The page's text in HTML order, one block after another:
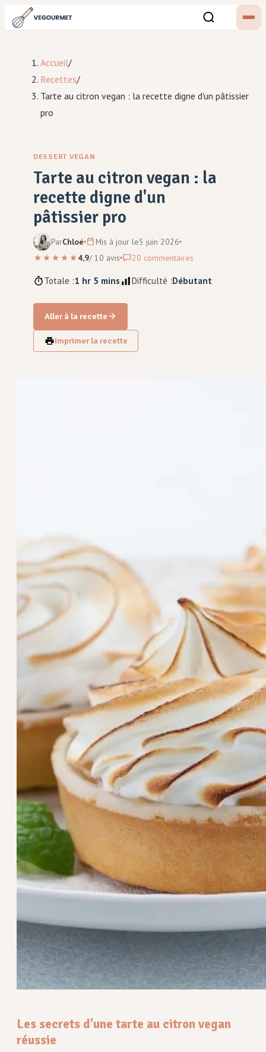
Accueil/
Recettes/
Tarte au citron vegan : la recette digne d'un pâtissier
pro
DESSERT VEGAN
Tarte au citron vegan : la
recette digne d'un
pâtissier pro
ParChloé Mis à jour le5 juin 2026
4,9/ 10 avis 20 commentaires
Totale :1 hr 5 mins Difficulté :Débutant
Aller à la recette
Imprimer la recette
Les secrets d’une tarte au citron vegan
réussie